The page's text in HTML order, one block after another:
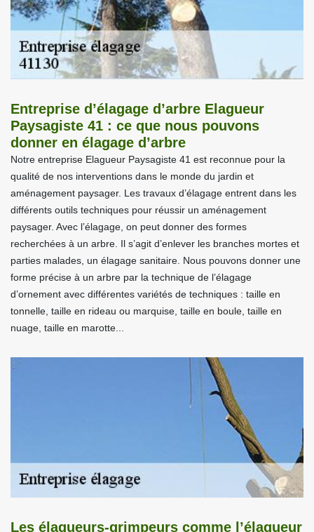
Entreprise d’élagage d’arbre Elagueur
Paysagiste 41 : ce que nous pouvons
donner en élagage d’arbre
Notre entreprise Elagueur Paysagiste 41 est reconnue pour la
qualité de nos interventions dans le monde du jardin et
aménagement paysager. Les travaux d’élagage entrent dans les
différents outils techniques pour réussir un aménagement
paysager. Avec l’élagage, on peut donner des formes
recherchées à un arbre. Il s’agit d’enlever les branches mortes et
parties malades, un élagage sanitaire. Nous pouvons donner une
forme précise à un arbre par la technique de l’élagage
d’ornement avec différentes variétés de techniques : taille en
tonnelle, taille en rideau ou marquise, taille en boule, taille en
nuage, taille en marotte...
Les élagueurs-grimpeurs comme l’élagueur